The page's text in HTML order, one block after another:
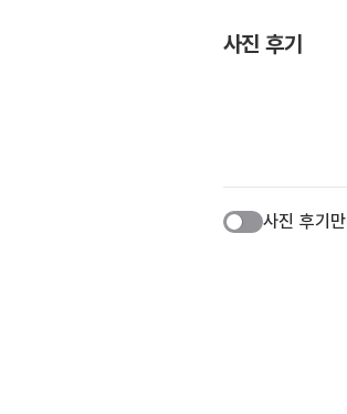
사진 후기
사진 후기만